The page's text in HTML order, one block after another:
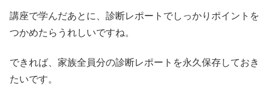
講座で学んだあとに、診断レポートでしっかりポイントを
つかめたらうれしいですね。
できれば、家族全員分の診断レポートを永久保存しておき
たいです。